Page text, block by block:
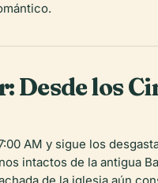
Desde los
AM y sigue los
intactos de la antigua